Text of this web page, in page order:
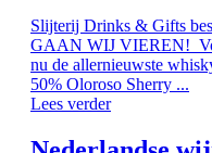
Slijterij Drinks & Gifts
GAAN WIJ VIEREN!
nu de allernieuwste
50% Oloroso Sherry ...
Lees verder